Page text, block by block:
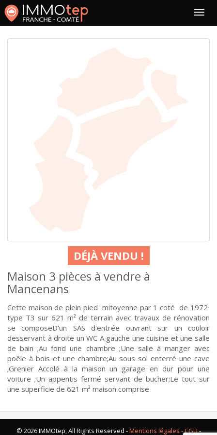
DÉJÀ VENDU !
Maison 3 pièces à vendre à
Mancenans
Cette maison de plein pied mitoyenne par 1 coté de 1972
type T3 sur 621 m² de terrain avec travaux de rénovation
se composeD'un SAS d'entrée ouvrant sur un couloir
desservant à droite un WC A gauche une cuisine et une salle
de bain ;Au fond une chambre ;Une salle à manger avec
poêle à bois et une chambre;Au sous sol enterré une cave
;Grenier Accolé à la maison un garage en dur pour une
voiture ;Un appentis fermé servant de bucher;Le tout sur
une superficie de 621 m² maison comprise
© 2026 IMMOtep, All Rights Reserved -Mentions légales - CGU-